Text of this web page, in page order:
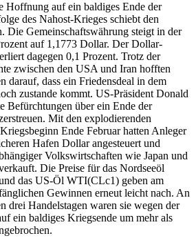
Hoffnung auf ein baldiges Ende der
des Nahost-Krieges schiebt den
Die Gemeinschaftswährung steigt in der
auf 1,1773 Dollar. Der Dollar-
dagegen 0,1 Prozent. Trotz der
zwischen den USA und Iran hofften
darauf, dass ein Friedensdeal in dem
zustande kommt. US-Präsident Donald
Befürchtungen über ein Ende der
Mit den explodierenden
Ende Februar hatten Anleger
Hafen Dollar angesteuert und
Volkswirtschaften wie Japan und
Die Preise für das Nordseeöl
das US-Öl WTI(CLc1) geben am
Gewinnen erneut leicht nach. An
drei Handelstagen waren sie wegen der
ein baldiges Kriegsende um mehr als